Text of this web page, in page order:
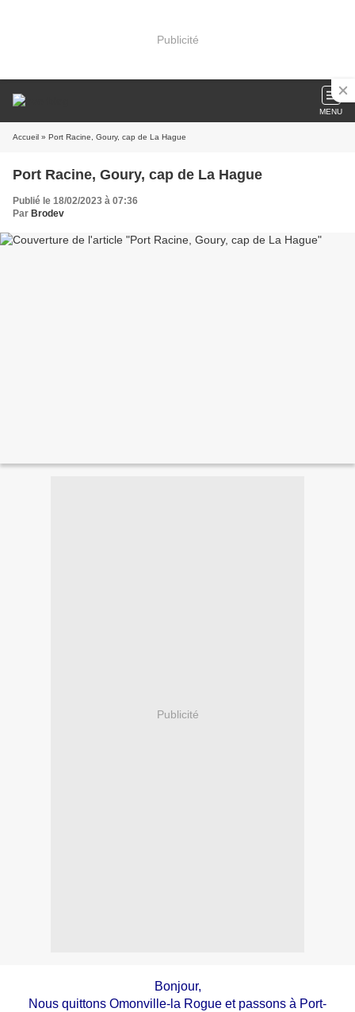
Publicité
MENU
Accueil » Port Racine, Goury, cap de La Hague
Port Racine, Goury, cap de La Hague
Publié le 18/02/2023 à 07:36
Par Brodev
Publicité
Bonjour,
Nous quittons Omonville-la Rogue et passons à Port-